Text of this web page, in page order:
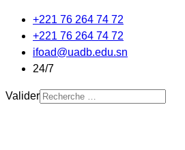
+221 76 264 74 72
+221 76 264 74 72
ifoad@uadb.edu.sn
24/7
Valider